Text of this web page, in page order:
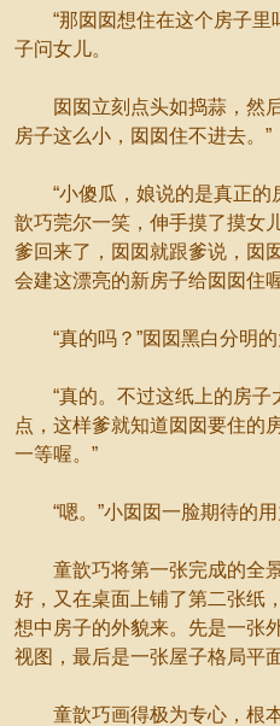
“那囡囡想住在这个房子里
子问女儿。
囡囡立刻点头如捣蒜，然后
房子这么小，囡囡住不进去。”
“小傻瓜，娘说的是真正的
歆巧莞尔一笑，伸手摸了摸女
爹回来了，囡囡就跟爹说，囡
会建这漂亮的新房子给囡囡住
“真的吗？”囡囡黑白分明的
“真的。不过这纸上的房子
点，这样爹就知道囡囡要住的
一等喔。”
“嗯。”小囡囡一脸期待的用
童歆巧将第一张完成的全景
好，又在桌面上铺了第二张纸
想中房子的外貌来。先是一张
视图，最后是一张屋子格局平面
童歆巧画得极为专心，根本